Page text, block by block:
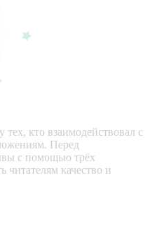
кто взаимодействовал с
Перед
с помощью трёх
читателям качество и